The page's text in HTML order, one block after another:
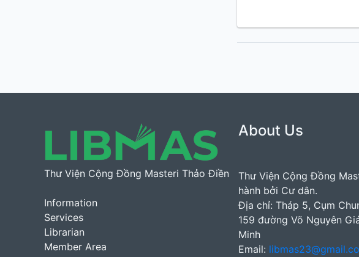
Thư Viện Cộng Đồng Masteri Thảo Điền
Information
Services
Librarian
Member Area
About Us
Thư Viện Cộng Đồng
hành bởi Cư dân.
Địa chỉ: Tháp 5, Cụm
159 đường Võ Nguyên
Minh
Email: